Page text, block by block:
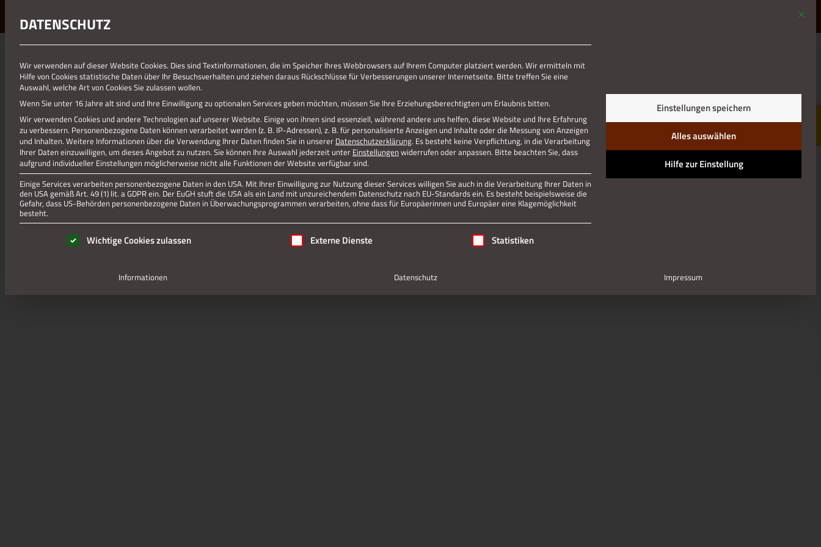
01.01.1970
SCHNELLSTART-ANLEITUNG- BEI BESTÄTIGUNG
Schnellstart-Anleitung- bei Bestätigung
Jetzt teilen
Jetzt teilen
Datenschutz Impressum
Mit
DATENSCHUTZ
Wir verwenden auf dieser Website Cookies. Dies sind Textinformationen, die im Speicher Ihres Webbrowsers auf Ihrem Computer platziert werden. Wir ermitteln mit
Hilfe von Cookies statistische Daten über Ihr Besuchsverhalten und ziehen daraus Rückschlüsse für Verbesserungen unserer Internetseite. Bitte treffen Sie eine
Auswahl, welche Art von Cookies Sie zulassen wollen.
Wenn Sie unter 16 Jahre alt sind und Ihre Einwilligung zu optionalen Services geben möchten, müssen Sie Ihre Erziehungsberechtigten um Erlaubnis bitten.
Wir verwenden Cookies und andere Technologien auf unserer Website. Einige von ihnen sind essenziell, während andere uns helfen, diese Website und Ihre Erfahrung
zu verbessern. Personenbezogene Daten können verarbeitet werden (z. B. IP-Adressen), z. B. für personalisierte Anzeigen und Inhalte oder die Messung von Anzeigen
und Inhalten. Weitere Informationen über die Verwendung Ihrer Daten finden Sie in unserer Datenschutzerklärung. Es besteht keine Verpflichtung, in die Verarbeitung
Ihrer Daten einzuwilligen, um dieses Angebot zu nutzen. Sie können Ihre Auswahl jederzeit unter Einstellungen widerrufen oder anpassen. Bitte beachten Sie, dass
aufgrund individueller Einstellungen möglicherweise nicht alle Funktionen der Website verfügbar sind.
Einige Services verarbeiten personenbezogene Daten in den USA. Mit Ihrer Einwilligung zur Nutzung dieser Services willigen Sie auch in die Verarbeitung Ihrer Daten in
den USA gemäß Art. 49 (1) lit. a GDPR ein. Der EuGH stuft die USA als ein Land mit unzureichendem Datenschutz nach EU-Standards ein. Es besteht beispielsweise die
Gefahr, dass US-Behörden personenbezogene Daten in Überwachungsprogrammen verarbeiten, ohne dass für Europäerinnen und Europäer eine Klagemöglichkeit
besteht.
Es folgt eine Liste der Service-Gruppen, für die eine Einwilligung erteilt werden kann. Die erste Service-Gruppe ist essenziell und kann nicht abgewählt werden.
Wichtige Cookies zulassen Externe Dienste Statistiken
Einstellungen speichern
Alles auswählen
Hilfe zur Einstellung
Informationen Datenschutz Impressum